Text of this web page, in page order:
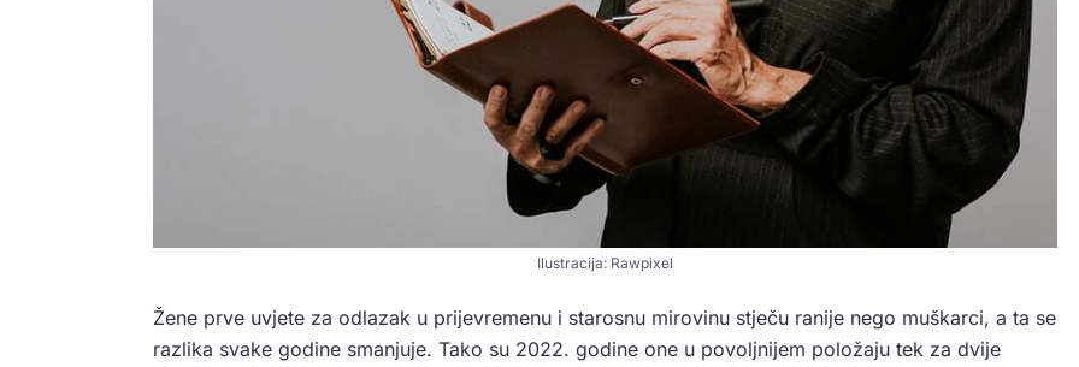
Ilustracija: Rawpixel
Žene prve uvjete za odlazak u prijevremenu i starosnu mirovinu stječu ranije nego muškarci, a ta se
razlika svake godine smanjuje. Tako su 2022. godine one u povoljnijem položaju tek za dvije